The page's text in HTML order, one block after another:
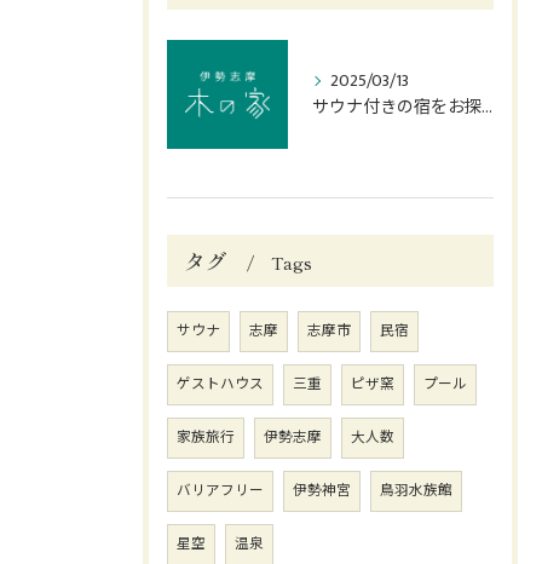
2025/03/13
サウナ付きの宿をお探しなら志摩市の当宿へ
タグ Tags
サウナ 志摩 志摩市 民宿
ゲストハウス 三重 ピザ窯 プール
家族旅行 伊勢志摩 大人数
バリアフリー 伊勢神宮 鳥羽水族館
星空 温泉